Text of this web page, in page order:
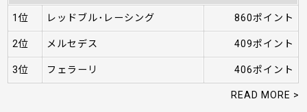
1位 レッドブル･レーシング 860ポイント
2位 メルセデス 409ポイント
3位 フェラーリ 406ポイント
READ MORE >